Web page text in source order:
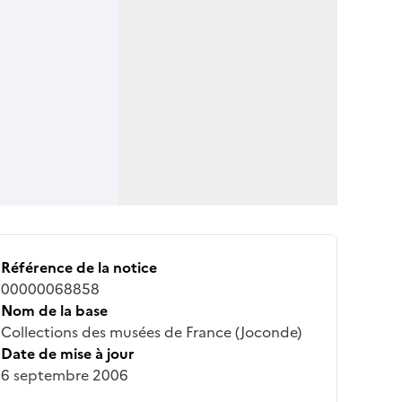
Référence de la notice
00000068858
Nom de la base
Collections des musées de France (Joconde)
Date de mise à jour
6 septembre 2006